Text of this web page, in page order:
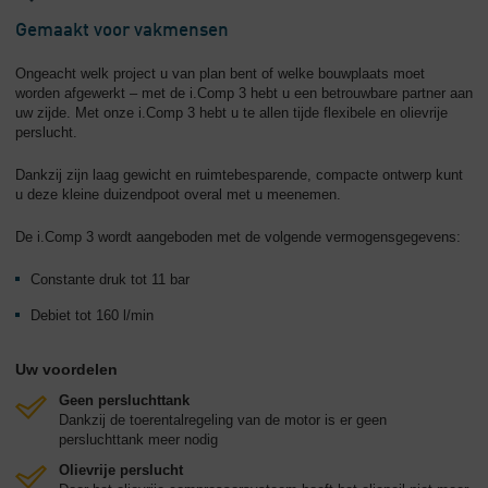
Gemaakt voor vakmensen
Ongeacht welk project u van plan bent of welke bouwplaats moet
worden afgewerkt – met de i.Comp 3 hebt u een betrouwbare partner aan
uw zijde. Met onze i.Comp 3 hebt u te allen tijde flexibele en olievrije
perslucht.
Dankzij zijn laag gewicht en ruimtebesparende, compacte ontwerp kunt
u deze kleine duizendpoot overal met u meenemen.
De i.Comp 3 wordt aangeboden met de volgende vermogensgegevens:
Constante druk tot 11 bar
Debiet tot 160 l/min
Uw voordelen
Geen persluchttank
Dankzij de toerentalregeling van de motor is er geen
persluchttank meer nodig
Olievrije perslucht